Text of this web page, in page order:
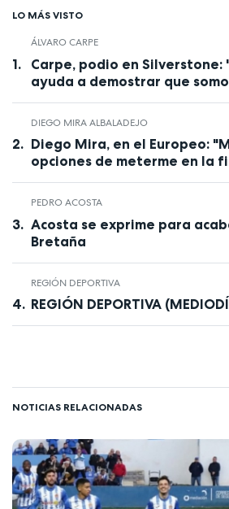
LO MÁS VISTO
ÁLVARO CARPE
Carpe, podio en Silverstone:
ayuda a demostrar que
DIEGO MIRA ALBALADEJO
Diego Mira, en el Europeo:
opciones de meterme en la
PEDRO ACOSTA
Acosta se exprime para
Bretaña
REGIÓN DEPORTIVA
REGIÓN DEPORTIVA
NOTICIAS RELACIONADAS